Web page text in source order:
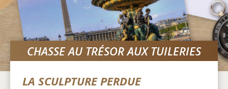
CHASSE AU TRÉSOR AUX TUILERIES
LA SCULPTURE PERDUE